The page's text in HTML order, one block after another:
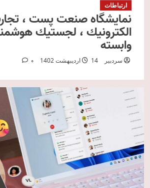
ارتباطات
نمايشگاه صنعت پست ‌،
الكترونيك ‌، لجستيك
وابسته
سردبیر 14 اردیبهشت 1402 0